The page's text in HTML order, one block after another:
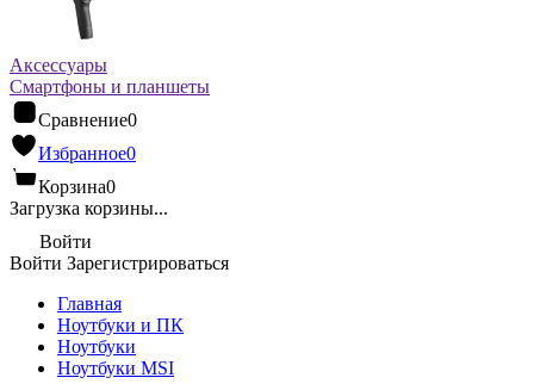
Аксессуары
Смартфоны и планшеты
Сравнение0
Избранное0
Корзина0
Загрузка корзины...
Войти
Войти Зарегистрироваться
Главная
Ноутбуки и ПК
Ноутбуки
Ноутбуки MSI